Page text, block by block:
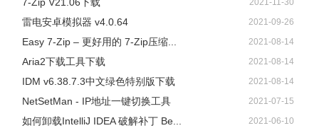
2021-11-30
雷电安卓模拟器 v4.0.64 2021-09-26
Easy 7-Zip – 更好用的 7-Zip压缩... 2021-08-14
Aria2下载工具下载 2021-08-14
IDM v6.38.7.3中文绿色特别版下载 2021-08-14
NetSetMan - IP地址一键切换工具 2021-07-15
如何卸载IntelliJ IDEA 破解补丁 Be... 2021-06-10